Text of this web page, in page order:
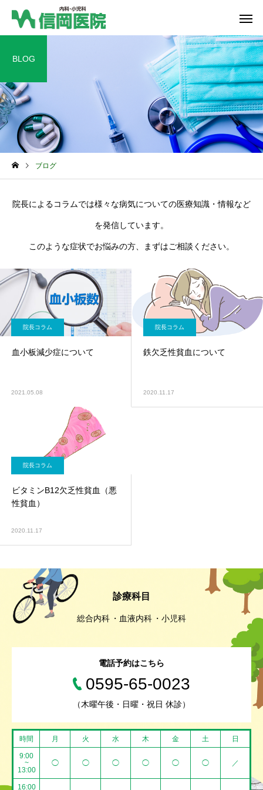
総合内科 血液内
BLOG
ブログ
院長によるコラムでは様々な病気についての医療知識・情報など
を発信しています。
このような症状でお悩みの方、まずはご相談ください。
院長コラム
血小板減少症について
2021.05.08
院長コラム
鉄欠乏性貧血について
2020.11.17
院長コラム
ビタミンB12欠乏性貧血（悪
性貧血）
2020.11.17
診療科目
総合内科 血液内科 小児科
電話予約はこちら
0595-65-0023
（木曜午後・日曜・祝日 休診）
時間 月 火 水 木 金 土 日
9:00
~
13:00
◯ ◯ ◯ ◯ ◯ ◯ ／
16:00